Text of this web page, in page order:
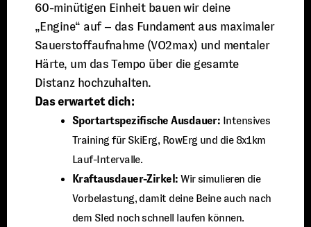
60-minütigen Einheit bauen wir deine
„Engine“ auf – das Fundament aus maximaler
Sauerstoffaufnahme (VO2max) und mentaler
Härte, um das Tempo über die gesamte
Distanz hochzuhalten.
Das erwartet dich:
Sportartspezifische Ausdauer: Intensives
Training für SkiErg, RowErg und die 8x1km
Lauf-Intervalle.
Kraftausdauer-Zirkel: Wir simulieren die
Vorbelastung, damit deine Beine auch nach
dem Sled noch schnell laufen können.